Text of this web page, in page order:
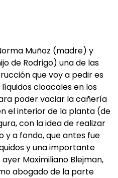
Muñoz (madre) y
de Rodrigo) una de las
que voy a pedir es
cloacales en los
poder vaciar la cañería
el interior de la planta (de
con la idea de realizar
y a fondo, que antes fue
y una importante
Maximiliano Blejman,
abogado de la parte